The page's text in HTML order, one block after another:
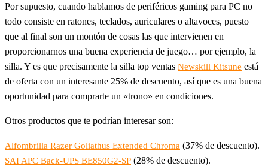
Por supuesto, cuando hablamos de periféricos gaming para PC no
todo consiste en ratones, teclados, auriculares o altavoces, puesto
que al final son un montón de cosas las que intervienen en
proporcionarnos una buena experiencia de juego… por ejemplo, la
silla. Y es que precisamente la silla top ventas Newskill Kitsune está
de oferta con un interesante 25% de descuento, así que es una buena
oportunidad para comprarte un «trono» en condiciones.
Otros productos que te podrían interesar son:
Alfombrilla Razer Goliathus Extended Chroma (37% de descuento).
SAI APC Back-UPS BE850G2-SP (28% de descuento).